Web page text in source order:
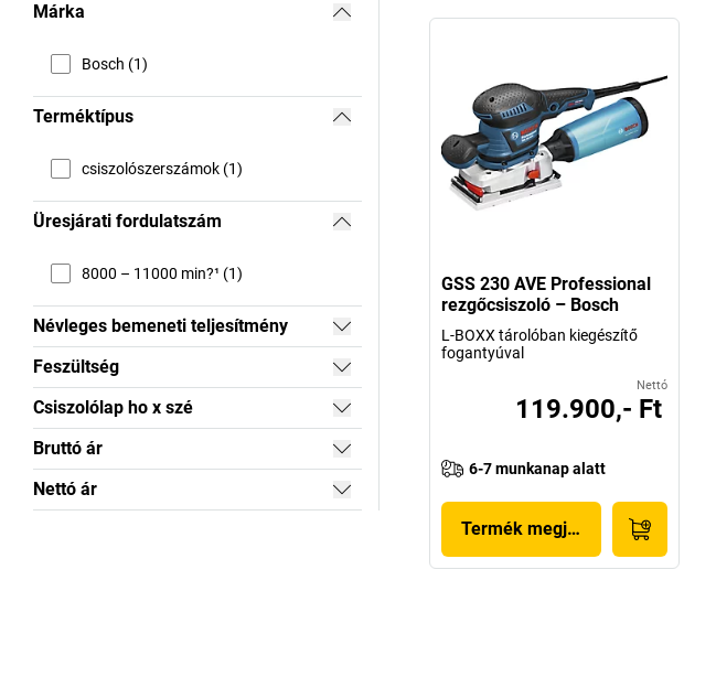
Márka
Bosch (1)
Terméktípus
csiszolószerszámok (1)
Üresjárati fordulatszám
8000 – 11000 min?¹ (1)
Névleges bemeneti teljesítmény
Feszültség
Csiszolólap ho x szé
Bruttó ár
Nettó ár
GSS 230 AVE Professional
rezgőcsiszoló – Bosch
L-BOXX tárolóban kiegészítő
fogantyúval
Nettó
119.900,- Ft
6-7 munkanap alatt
Termék megjelenítése